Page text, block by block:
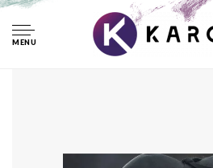
MENU
Schilderij - Elegante vrouw met
Premium Print, wanddecoratie